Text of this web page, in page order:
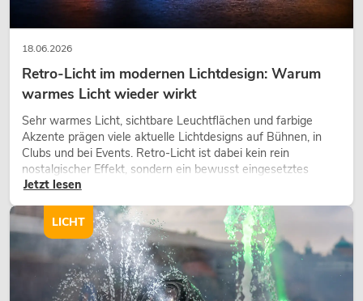
EUROLITE Set 2x LED KLS Laser Bar
PRO + Easy Show + 2x M-4
Boxenhochständer
No. 20000868
18.06.2026
Retro-Licht im modernen Lichtdesign: Warum
warmes Licht wieder wirkt
Sehr warmes Licht, sichtbare Leuchtflächen und farbige
Akzente prägen viele aktuelle Lichtdesigns auf Bühnen, in
Clubs und bei Events. Retro-Licht ist dabei kein rein
nostalgischer Effekt, sondern ein bewusst eingesetztes
Gestaltungsmittel: Es schafft Atmosphäre, gibt Szenen
wirken lassen.
Jetzt lesen
LICHT